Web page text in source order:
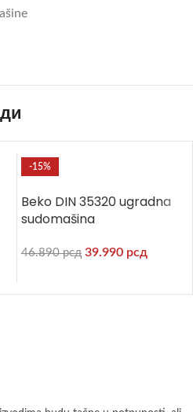
-15%
Beko DIN 35320 ugradna
sudomašina
46.890рсд 39.990 рсд